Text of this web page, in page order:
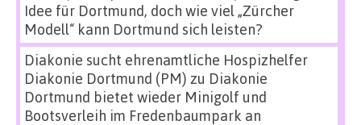
Idee für Dortmund, doch wie viel „Zürcher
Modell“ kann Dortmund sich leisten?
Diakonie sucht ehrenamtliche Hospizhelfer
Diakonie Dortmund (PM) zu Diakonie
Dortmund bietet wieder Minigolf und
Bootsverleih im Fredenbaumpark an